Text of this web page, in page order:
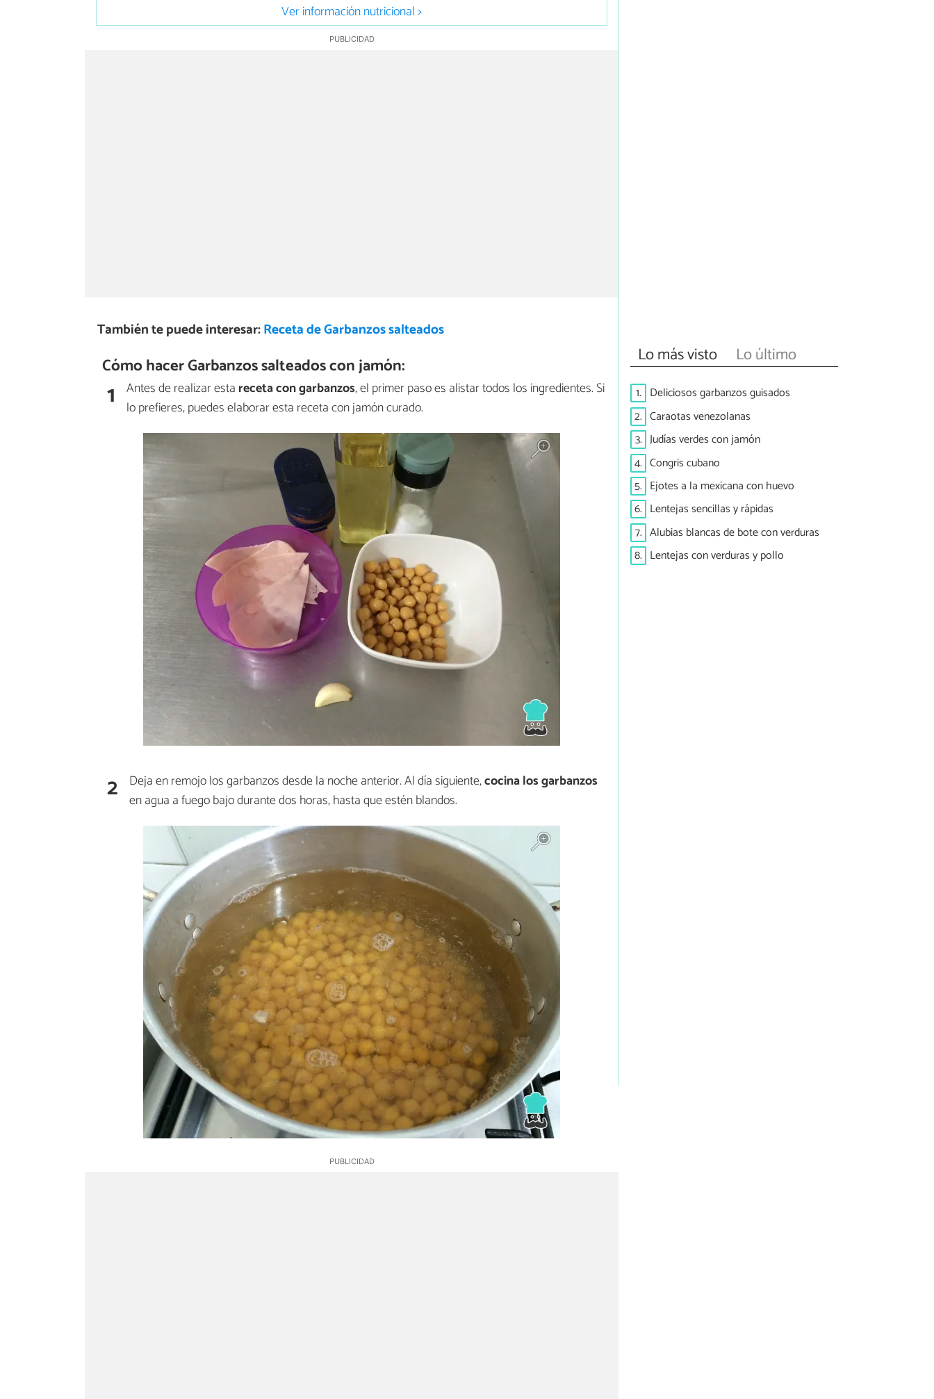
Ver información nutricional >
También te puede interesar:Receta de Garbanzos salteados
Cómo hacer Garbanzos salteados con jamón:
1 Antes de realizar esta receta con garbanzos, el primer paso es alistar todos los ingredientes. Si
lo prefieres, puedes elaborar esta receta con jamón curado.
2 Deja en remojo los garbanzos desde la noche anterior. Al día siguiente,cocina los garbanzos
en agua a fuego bajo durante dos horas, hasta que estén blandos.
Lo más visto Lo último
1. Deliciosos garbanzos guisados
2. Caraotas venezolanas
3. Judías verdes con jamón
4. Congris cubano
5. Ejotes a la mexicana con huevo
6. Lentejas sencillas y rápidas
7. Alubias blancas de bote con verduras
8. Lentejas con verduras y pollo